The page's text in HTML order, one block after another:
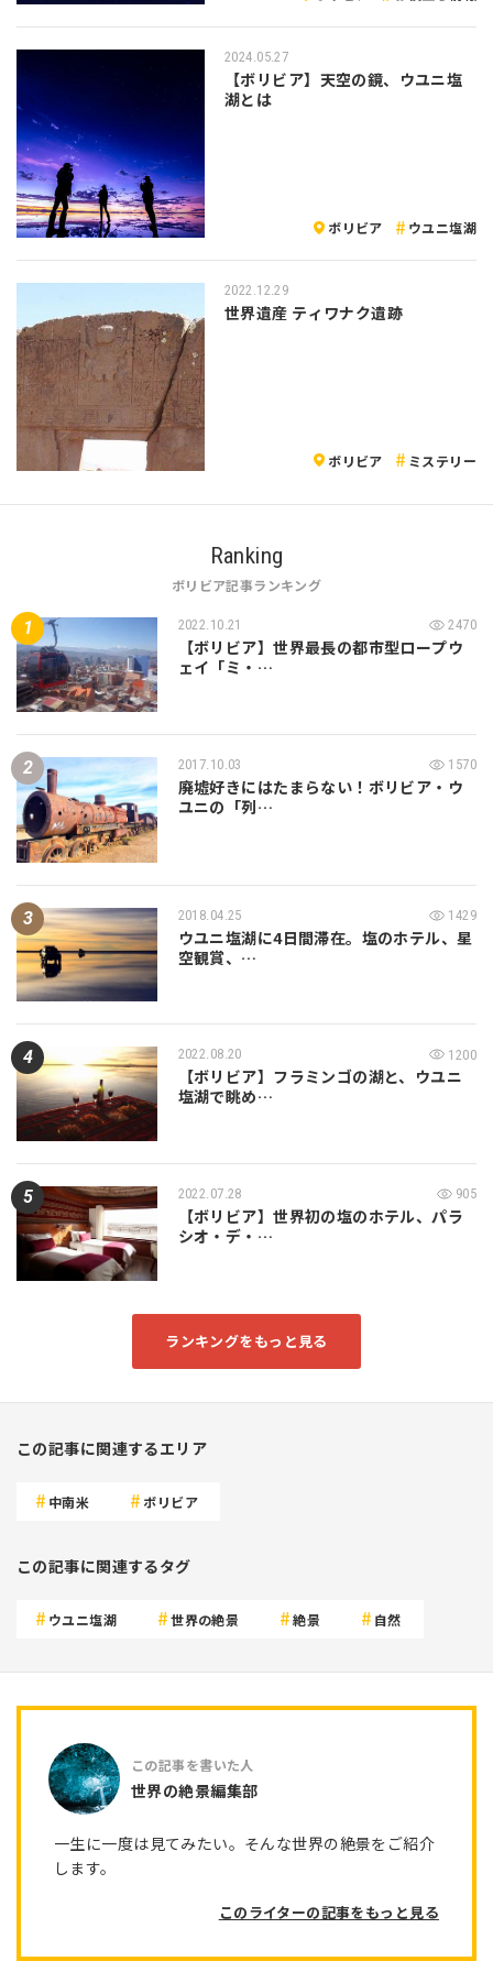
2024.05.27
【ボリビア】天空の鏡、ウユニ塩
湖とは
ボリビア ウユニ塩湖
2022.12.29
世界遺産 ティワナク遺跡
ボリビア ミステリー
Ranking
ボリビア記事ランキング
2022.10.21 2470
【ボリビア】世界最長の都市型ロープウ
ェイ「ミ・…
2017.10.03 1570
廃墟好きにはたまらない！ボリビア・ウ
ユニの「列…
2018.04.25 1429
ウユニ塩湖に4日間滞在。塩のホテル、星
空観賞、…
2022.08.20 1200
【ボリビア】フラミンゴの湖と、ウユニ
塩湖で眺め…
2022.07.28 905
【ボリビア】世界初の塩のホテル、パラ
シオ・デ・…
ランキングをもっと見る
この記事に関連するエリア
中南米 ボリビア
この記事に関連するタグ
ウユニ塩湖 世界の絶景 絶景 自然
世界の絶景編集部
一生に一度は見てみたい。そんな世界の絶景をご紹介
します。
このライターの記事をもっと見る